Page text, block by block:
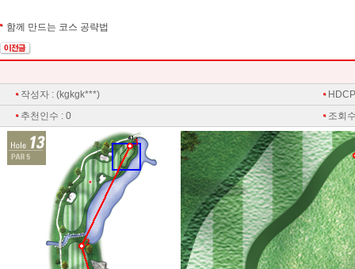
함께 만드는 코스 공략법
작성자 : (kgkgk***)
추천인수 : 0
조회
2
3